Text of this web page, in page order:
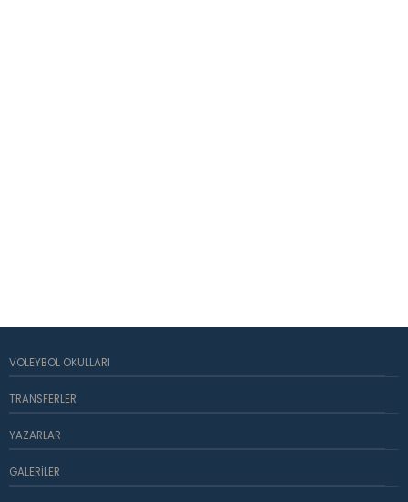
VOLEYBOL OKULLARI
TRANSFERLER
YAZARLAR
GALERILER